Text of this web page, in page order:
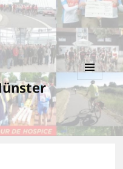
MENÜ
UND
WIDGETS